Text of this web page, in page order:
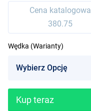
Cena katalogowa
380.75
Wędka (Warianty)
Kup teraz